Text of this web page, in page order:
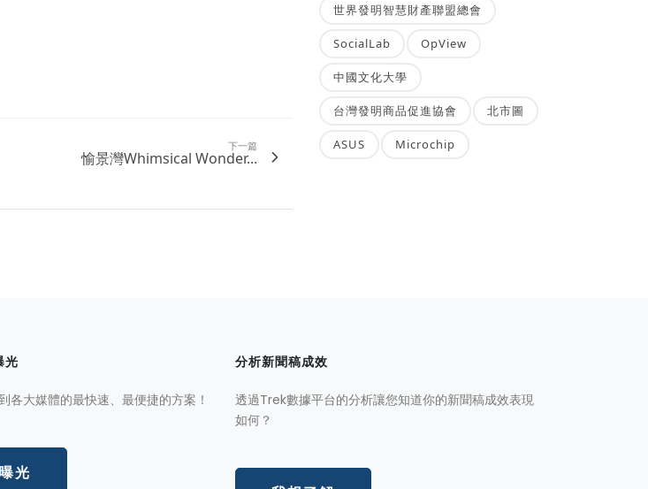
下一篇
愉景灣Whimsical Wonder...
世界發明智慧財產聯盟總會
SocialLab OpView
中國文化大學
台灣發明商品促進協會 北市圖
ASUS Microchip
光
各大媒體的最快速、最便捷的方案！
光
分析新聞稿成效
透過Trek數據平台的分析讓您知道你的新聞稿成效表現
如何？